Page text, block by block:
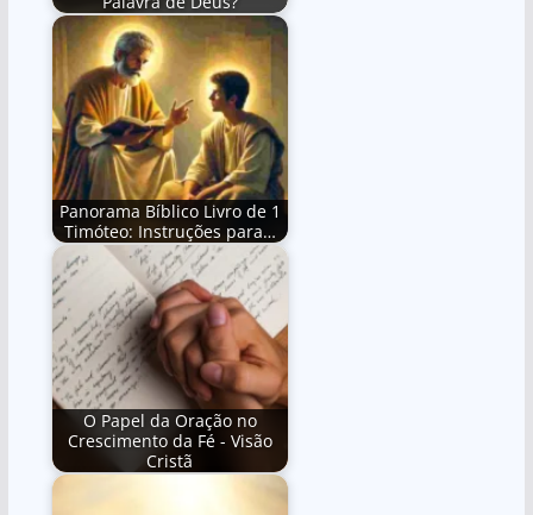
Panorama Bíblico Livro de 1
Timóteo: Instruções para…
O Papel da Oração no
Crescimento da Fé - Visão
Cristã